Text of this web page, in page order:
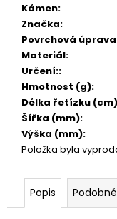
Kámen:
Značka:
Povrchová úprava
Materiál:
Určení::
Hmotnost (g):
Délka řetízku (cm)
Šířka (mm):
Výška (mm):
Položka byla
Popis